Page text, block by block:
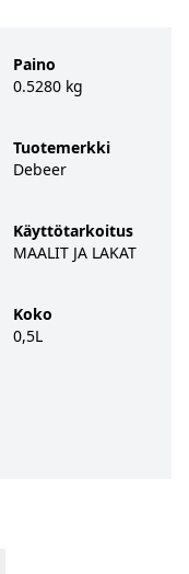
Paino
0.5280 kg
Tuotemerkki
Debeer
Käyttötarkoitus
MAALIT JA LAKAT
Koko
0,5L